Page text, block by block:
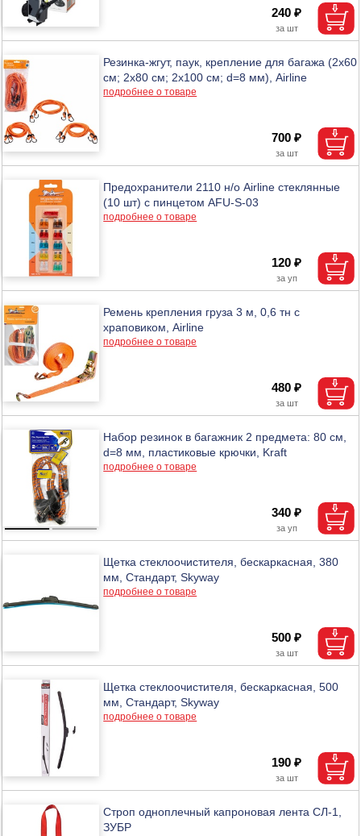
240 ₽
Резинка-жгут, паук, крепление для багажа (2х60
см; 2х80 см; 2х100 см; d=8 мм), Airline
подробнее о товаре
700 ₽
Предохранители 2110 н/о Airline стеклянные
(10 шт) с пинцетом AFU-S-03
подробнее о товаре
120 ₽
Ремень крепления груза 3 м, 0,6 тн с
храповиком, Airline
подробнее о товаре
480 ₽
Набор резинок в багажник 2 предмета: 80 см,
d=8 мм, пластиковые крючки, Kraft
подробнее о товаре
340 ₽
Щетка стеклоочистителя, бескаркасная, 380
мм, Стандарт, Skyway
подробнее о товаре
500 ₽
Щетка стеклоочистителя, бескаркасная, 500
мм, Стандарт, Skyway
подробнее о товаре
190 ₽
Строп одноплечный капроновая лента СЛ-1,
ЗУБР